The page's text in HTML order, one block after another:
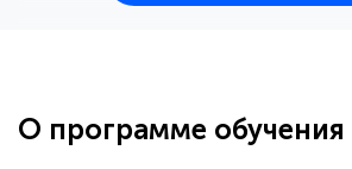
большое количество
О программе обучения